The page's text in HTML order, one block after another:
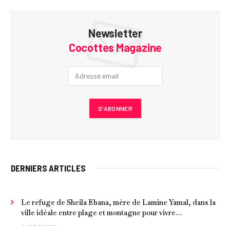
Newsletter
Cocottes Magazine
DERNIERS ARTICLES
Le refuge de Sheila Ebana, mère de Lamine Yamal, dans la
ville idéale entre plage et montagne pour vivre
tranquillement près de Barcelone